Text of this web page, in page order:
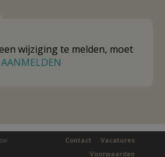
wijziging te melden, moet
AANMELDEN
Vacatures
Contact
Voorwaarden